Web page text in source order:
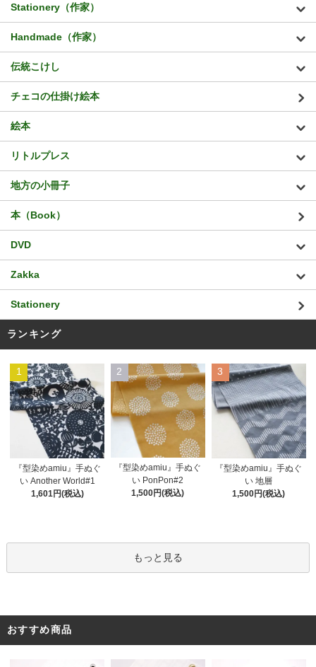
Stationery（作家）
Handmade（作家）
伝統こけし
チェコの仕掛け絵本
絵本
リトルプレス
地方の小冊子
本（Book）
DVD
Zakka
Stationery
ランキング
1
『型染めamiu』手ぬぐ
い Another World#1
1,601円(税込)
2
『型染めamiu』手ぬぐ
い PonPon#2
1,500円(税込)
3
『型染めamiu』手ぬぐ
い 地層
1,500円(税込)
もっと見る
おすすめ商品